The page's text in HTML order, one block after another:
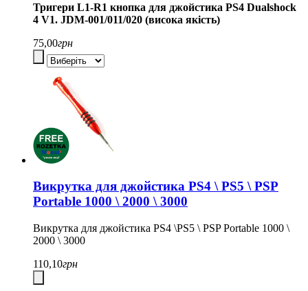
Тригери L1-R1 кнопка для джойстика PS4 Dualshock
4 V1. JDM-001/011/020 (висока якість)
75,00грн
Викрутка для джойстика PS4 \ PS5 \ PSP
Portable 1000 \ 2000 \ 3000
Викрутка для джойстика PS4 \PS5 \ PSP Portable 1000 \
2000 \ 3000
110,10грн